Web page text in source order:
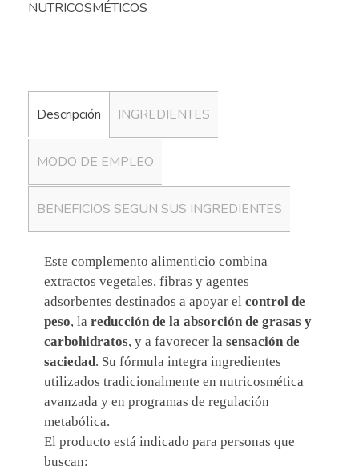
NUTRICOSMÉTICOS
Descripción INGREDIENTES
MODO DE EMPLEO
BENEFICIOS SEGUN SUS INGREDIENTES
Este complemento alimenticio combina
extractos vegetales, fibras y agentes
adsorbentes destinados a apoyar el control de
peso, la reducción de la absorción de grasas y
carbohidratos, y a favorecer la sensación de
saciedad. Su fórmula integra ingredientes
utilizados tradicionalmente en nutricosmética
avanzada y en programas de regulación
metabólica.
El producto está indicado para personas que
buscan: